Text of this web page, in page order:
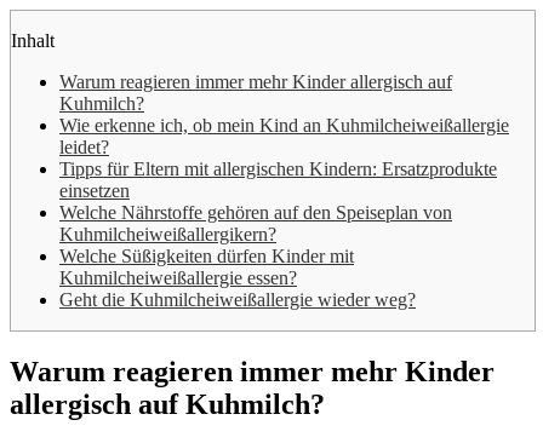
Inhalt
Warum reagieren immer mehr Kinder allergisch auf
Kuhmilch?
Wie erkenne ich, ob mein Kind an Kuhmilcheiweißallergie
leidet?
Tipps für Eltern mit allergischen Kindern: Ersatzprodukte
einsetzen
Welche Nährstoffe gehören auf den Speiseplan von
Kuhmilcheiweißallergikern?
Welche Süßigkeiten dürfen Kinder mit
Kuhmilcheiweißallergie essen?
Geht die Kuhmilcheiweißallergie wieder weg?
Warum reagieren immer mehr Kinder
allergisch auf Kuhmilch?